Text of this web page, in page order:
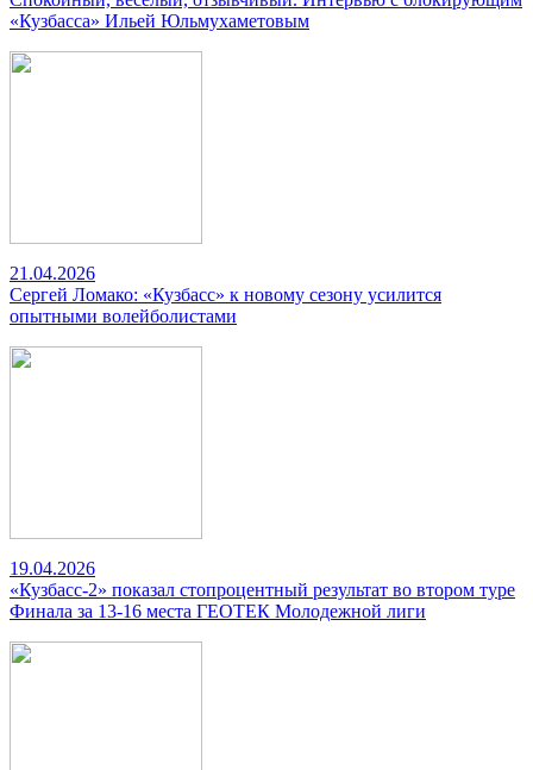
«Кузбасса» Ильей Юльмухаметовым
21.04.2026
Сергей Ломако: «Кузбасс» к новому сезону усилится
опытными волейболистами
19.04.2026
«Кузбасс-2» показал стопроцентный результат во втором туре
Финала за 13-16 места ГЕОТЕК Молодежной лиги